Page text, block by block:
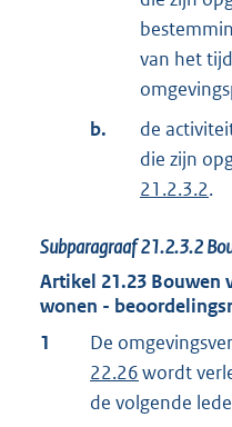
van het
b.
de
die zijn
21.2.3.2.
Subparagraaf21.2.3.2
Artikel 21.23 Bouwen
wonen -
1
De
22.26wordt
de volgende